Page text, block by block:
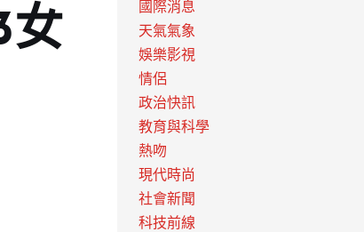
女
國際消息
天氣氣象
娛樂影視
情侶
政治快訊
教育與科學
熱吻
現代時尚
社會新聞
科技前線